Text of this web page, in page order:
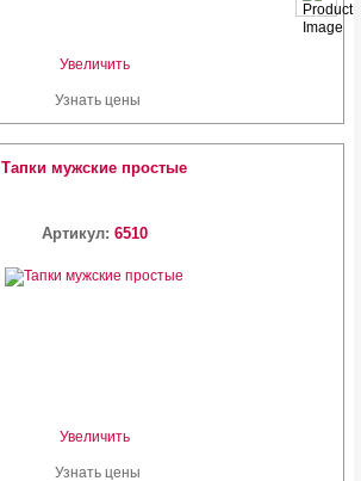
Увеличить
Узнать цены
Тапки мужские простые
Артикул: 6510
Увеличить
Узнать цены